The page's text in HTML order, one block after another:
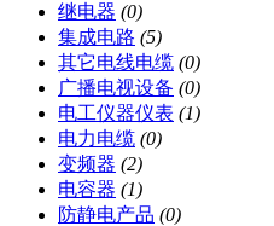
继电器 (0)
集成电路 (5)
其它电线电缆 (0)
广播电视设备 (0)
电工仪器仪表 (1)
电力电缆 (0)
变频器 (2)
电容器 (1)
防静电产品 (0)